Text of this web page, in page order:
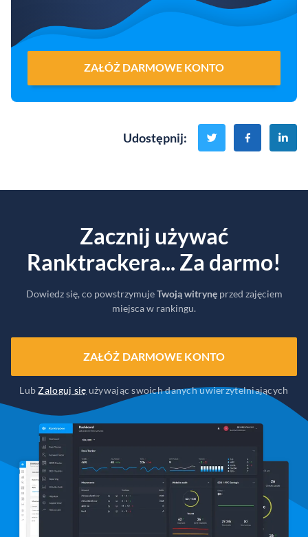
ZAŁÓŻ DARMOWE KONTO
Udostępnij:
Zacznij używać
Ranktrackera... Za darmo!
Dowiedz się, co powstrzymujeTwoją witrynęprzed zajęciem
miejsca w rankingu.
ZAŁÓŻ DARMOWE KONTO
LubZaloguj się używając swoich danych uwierzytelniających